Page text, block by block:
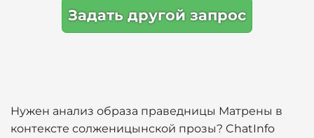
Задать другой запрос
Нужен анализ образа праведницы Матрены в
контексте солженицынской прозы? ChatInfo